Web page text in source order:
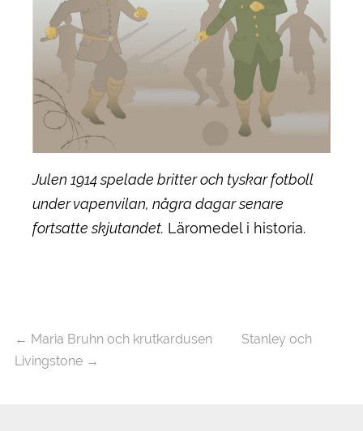
Julen 1914 spelade britter och tyskar fotboll
under vapenvilan, några dagar senare
fortsatte skjutandet. Läromedel i historia.
← Maria Bruhn och krutkardusen
Stanley och
Livingstone→